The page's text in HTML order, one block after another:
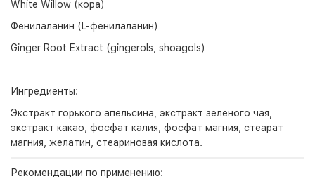
White Willow (кора)
Фенилаланин (L-фенилаланин)
Ginger Root Extract (gingerols, shoagols)
Ингредиенты:
Экстракт горького апельсина, экстракт зеленого чая,
экстракт какао, фосфат калия, фосфат магния, стеарат
магния, желатин, стеариновая кислота.
Рекомендации по применению: